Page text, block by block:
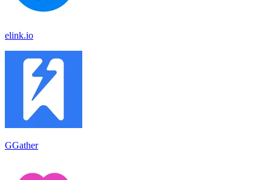
elink.io
GGather